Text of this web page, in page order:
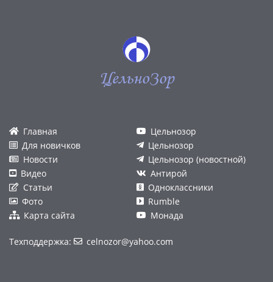
ЦельноЗор
Главная
Для новичков
Новости
Видео
Статьи
Фото
Карта сайта
Цельнозор
Цельнозор
Цельнозор (новостной)
Антирой
Одноклассники
Rumble
Монада
Техподдержка: celnozor@yahoo.com